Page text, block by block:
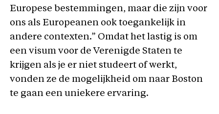
Europese bestemmingen, maar die zijn voor
ons als Europeanen ook toegankelijk in
andere contexten.” Omdat het lastig is om
een visum voor de Verenigde Staten te
krijgen als je er niet studeert of werkt,
vonden ze de mogelijkheid om naar Boston
te gaan een uniekere ervaring.